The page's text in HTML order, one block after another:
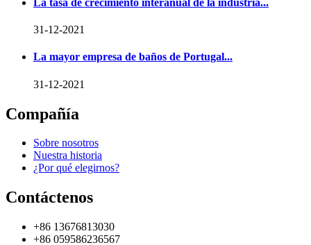
31-12-2021
La mayor empresa de baños de Portugal...
31-12-2021
Compañía
Sobre nosotros
Nuestra historia
¿Por qué elegirnos?
Contáctenos
+86 13676813030
+86 059586236567